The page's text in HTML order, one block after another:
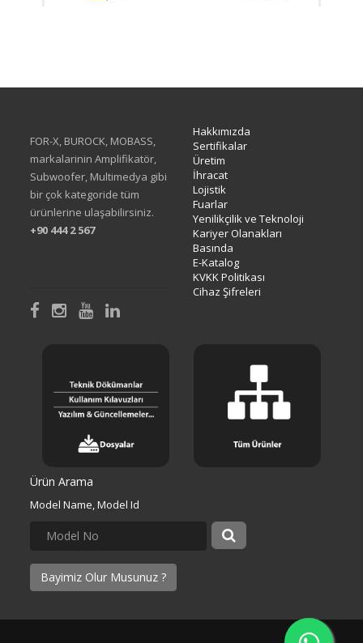
FOR-X, BUROCK, MOBASS,
markalarinin Amplifikatör,
Subwoofer, Multimedya gibi
bir çok kategoride tüm
ürünlerine ulaşabilirsiniz.
+90 444 2 567
Hakkımızda
Sertifikalar
Üretim
İhracat
Lojistik
Fuarlar
Yenilikçilik ve Teknoloji
Kariyer Olanakları
Basında
E-Katalog
KVKK Politikası
Cihaz Şifreleri
Ürün Arama
Model Name, Model Id
Bayimiz Olur Musunuz ?